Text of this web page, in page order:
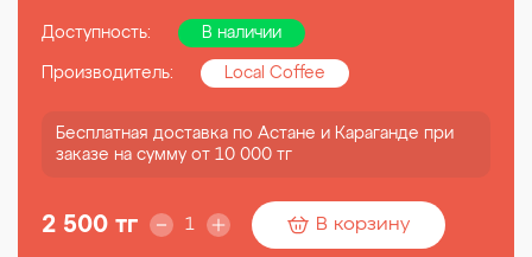
Доступность: В наличии
Производитель: Local Coffee
Бесплатная доставка по Астане и Караганде при
заказе на сумму от 10 000 тг
2 500 тг В корзину